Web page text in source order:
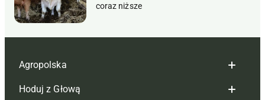
coraz niższe
Agropolska
Redakcja
Hoduj z Głową